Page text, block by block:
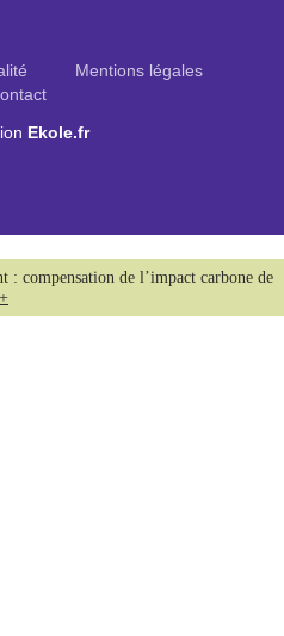
Mentions légales
Ekole.fr
: compensation de l’impact carbone de